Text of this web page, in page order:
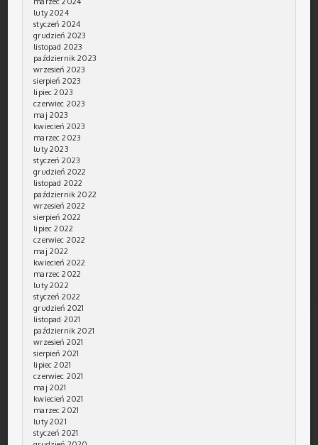
luty 2024
styczeń 2024
grudzień 2023
listopad 2023
październik 2023
wrzesień 2023
sierpień 2023
lipiec 2023
czerwiec 2023
maj 2023
kwiecień 2023
marzec 2023
luty 2023
styczeń 2023
grudzień 2022
listopad 2022
październik 2022
wrzesień 2022
sierpień 2022
lipiec 2022
czerwiec 2022
maj 2022
kwiecień 2022
marzec 2022
luty 2022
styczeń 2022
grudzień 2021
listopad 2021
październik 2021
wrzesień 2021
sierpień 2021
lipiec 2021
czerwiec 2021
maj 2021
kwiecień 2021
marzec 2021
luty 2021
styczeń 2021